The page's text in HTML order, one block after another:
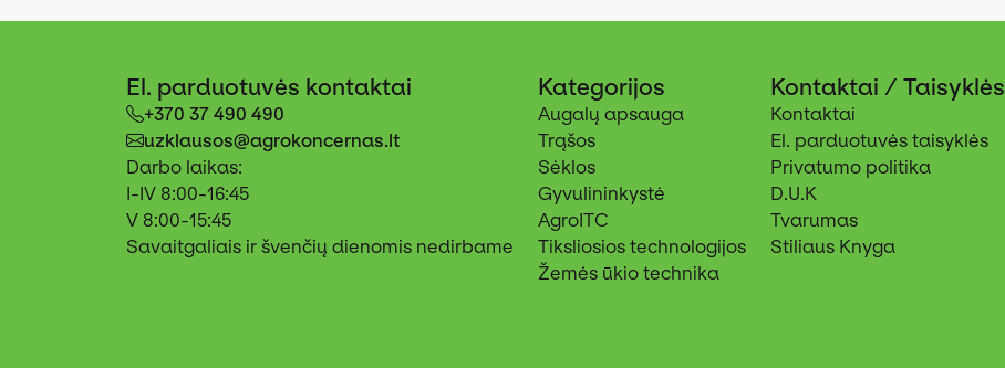
El. parduotuvės kontaktai
+370 37 490 490
uzklausos@agrokoncernas.lt
Darbo laikas:
I-IV 8:00-16:45
V 8:00-15:45
Savaitgaliais ir švenčių dienomis nedirbame
Kategorijos
Augalų apsauga
Trąšos
Sėklos
Gyvulininkystė
AgroITC
Tiksliosios technologijos
Žemės ūkio technika
Kontaktai / Taisyklės
Kontaktai
El. parduotuvės taisyklės
Privatumo politika
D.U.K
Tvarumas
Stiliaus Knyga